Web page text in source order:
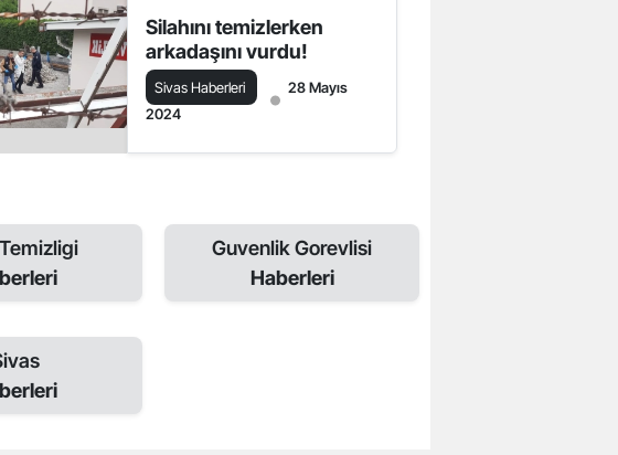
Silahını temizlerken
arkadaşını vurdu!
Sivas Haberleri
28 Mayıs
2024
Guvenlik Gorevlisi
Haberleri